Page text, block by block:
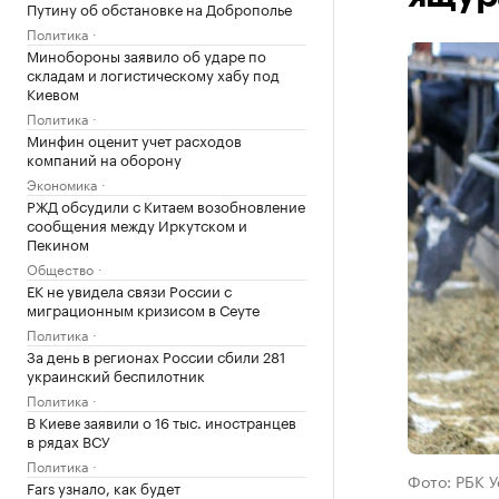
Путину об обстановке на Доброполье
Политика
Минобороны заявило об ударе по
складам и логистическому хабу под
Киевом
Политика
Минфин оценит учет расходов
компаний на оборону
Экономика
РЖД обсудили с Китаем возобновление
сообщения между Иркутском и
Пекином
Общество
ЕК не увидела связи России с
миграционным кризисом в Сеуте
Политика
За день в регионах России сбили 281
украинский беспилотник
Политика
В Киеве заявили о 16 тыс. иностранцев
в рядах ВСУ
Политика
Fars узнало, как будет
Фото: РБК